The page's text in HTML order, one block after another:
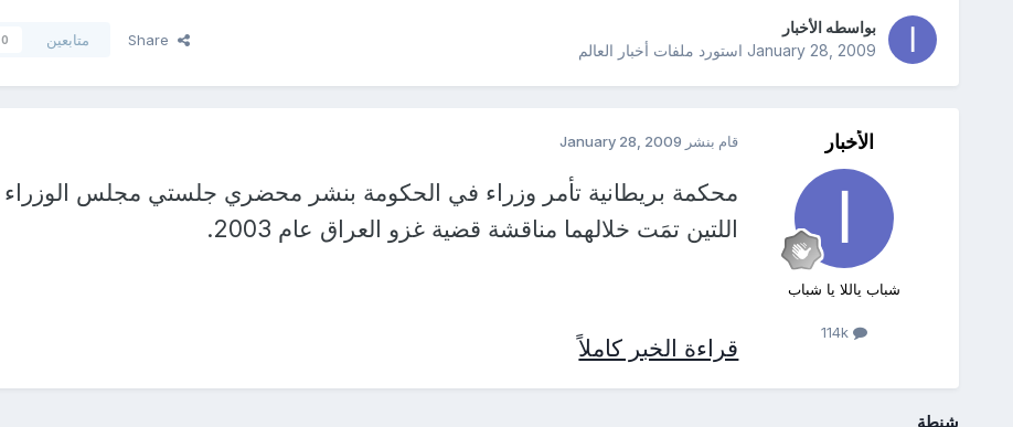
بواسطه الأخبار
January 28, 2009استورد ملفات أخبار العالم
Share متابعين 0
الأخبار
شباب ياللا يا شباب
114k
قام بنشر January 28, 2009
محكمة بريطانية تأمر وزراء في الحكومة بنشر محضري جلستي مجلس الوزراء
اللتين تمَت خلالهما مناقشة قضية غزو العراق عام 2003.
قراءة الخبر كاملاً
شنطة